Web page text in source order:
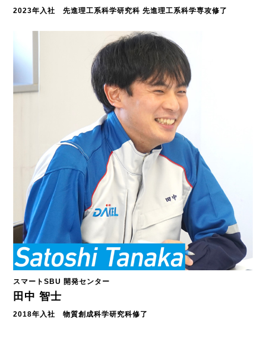
2023年入社 先進理工系科学研究科 先進理工系科学専攻修了
スマートSBU 開発センター
田中 智士
2018年入社 物質創成科学研究科修了